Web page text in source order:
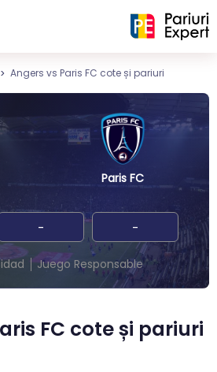
Angers vs Paris FC cote și pariuri
Paris FC
- -
Juego Responsable
FC cote și pariuri